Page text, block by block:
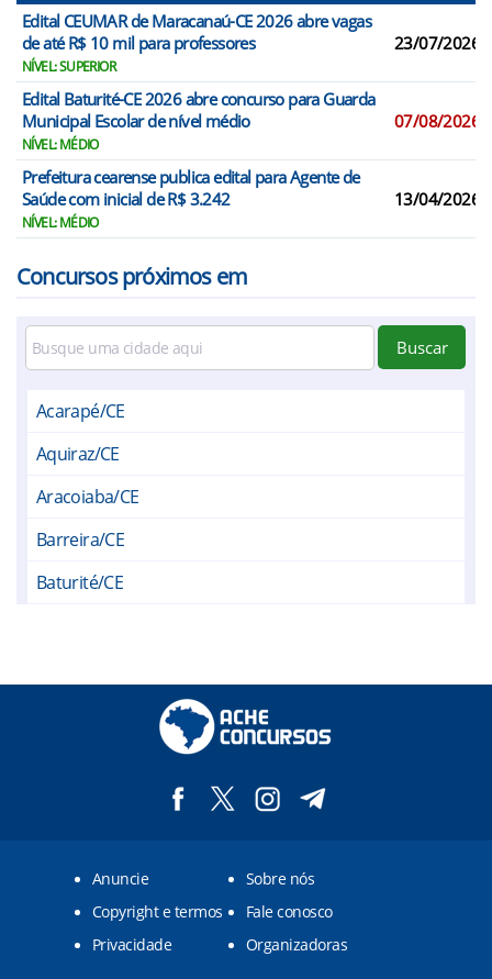
Edital CEUMAR de Maracanaú-CE 2026 abre vagas
de até R$ 10 mil para professores
NÍVEL: SUPERIOR
23/07/2026
Edital Baturité-CE 2026 abre concurso para Guarda
Municipal Escolar de nível médio
NÍVEL: MÉDIO
07/08/2026
Prefeitura cearense publica edital para Agente de
Saúde com inicial de R$ 3.242
NÍVEL: MÉDIO
13/04/2026
Concursos próximos em
Buscar
Acarapé/CE
Aquiraz/CE
Aracoiaba/CE
Barreira/CE
Baturité/CE
Guaiúba/CE
Guaramiranga/CE
Anuncie
Sobre nós
Copyright e termos
Fale conosco
Privacidade
Organizadoras